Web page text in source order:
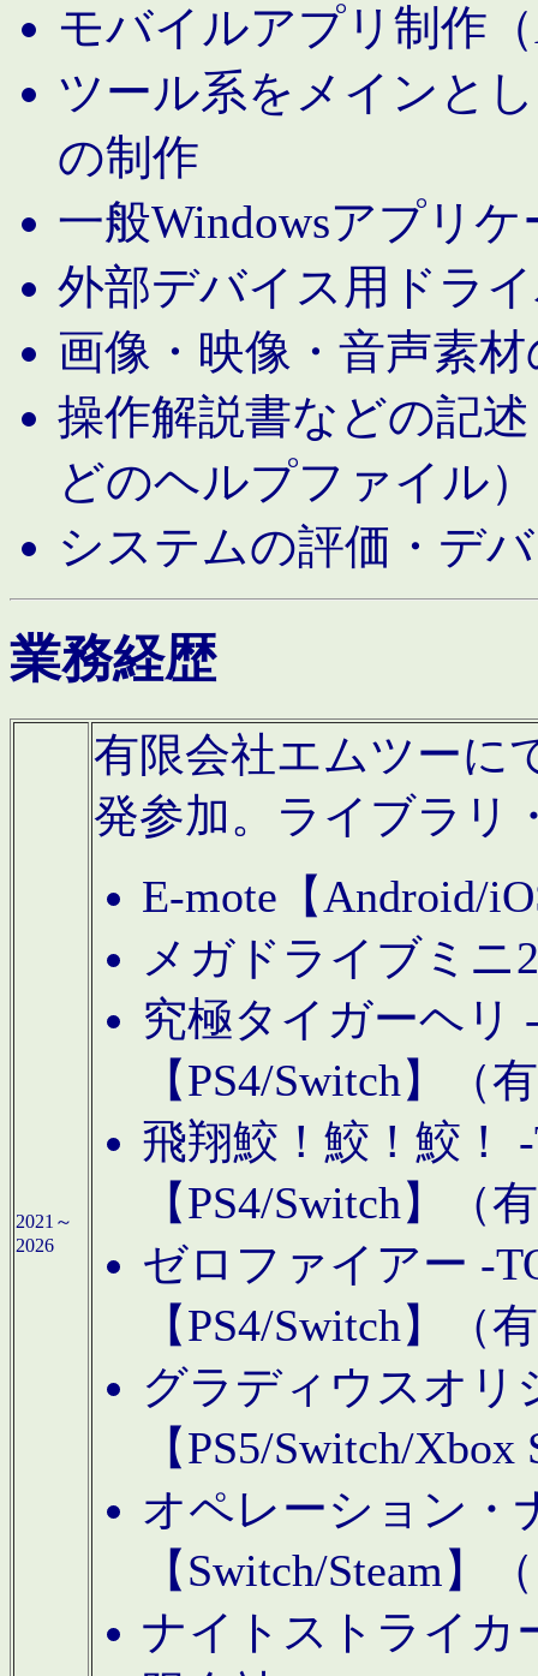
モバイルアプリ制作
ツール系をメインと
の制作
一般Windowsアプリ
外部デバイス用ドラ
画像・映像・音声素
操作解説書などの記
どのヘルプファイル）
システムの評価・デ
業務経歴
2021～
2026
有限会社エムツーに
発参加。ライブラリ
E-mote【Android/
メガドライブミニ
究極タイガーヘリ
【PS4/Switch】（
飛翔鮫！鮫！鮫！
【PS4/Switch】（
ゼロファイアー -
【PS4/Switch】（
グラディウスオリ
【PS5/Switch/
オペレーション・
【Switch/Steam】
ナイトストライカ